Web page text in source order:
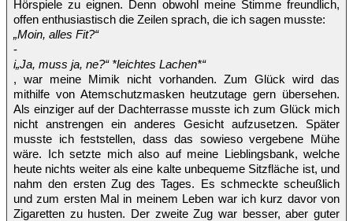
Hörspiele zu eignen. Denn obwohl meine Stimme freundlich,
offen enthusiastisch die Zeilen sprach, die ich sagen musste:
„Moin, alles Fit?“
-
i„Ja, muss ja, ne?“ *leichtes Lachen*“
, war meine Mimik nicht vorhanden. Zum Glück wird das
mithilfe von Atemschutzmasken heutzutage gern übersehen.
Als einziger auf der Dachterrasse musste ich zum Glück mich
nicht anstrengen ein anderes Gesicht aufzusetzen. Später
musste ich feststellen, dass das sowieso vergebene Mühe
wäre. Ich setzte mich also auf meine Lieblingsbank, welche
heute nichts weiter als eine kalte unbequeme Sitzfläche ist, und
nahm den ersten Zug des Tages. Es schmeckte scheußlich
und zum ersten Mal in meinem Leben war ich kurz davor von
Zigaretten zu husten. Der zweite Zug war besser, aber guter